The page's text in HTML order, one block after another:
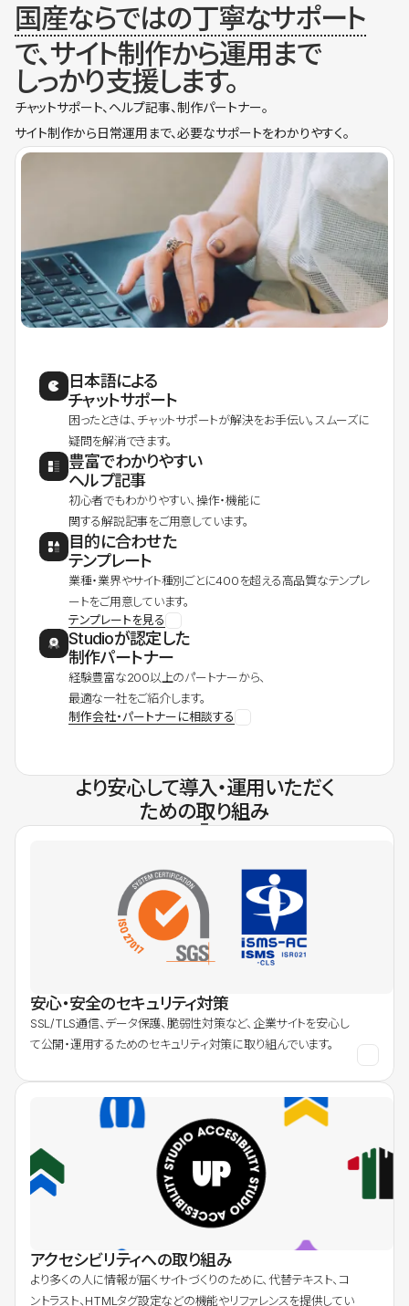
国産ならではの丁寧なサポート
で、サイト制作から運用まで
しっかり支援します。
チャットサポート、ヘルプ記事、制作パートナー。
サイト制作から日常運用まで、必要なサポートをわかりやすく。
日本語による
チャットサポート
困ったときは、チャットサポートが解決をお手伝い。スムーズに
疑問を解消できます。
豊富でわかりやすい
ヘルプ記事
初心者でもわかりやすい、操作・機能に
関する解説記事をご用意しています。
目的に合わせた
テンプレート
業種・業界やサイト種別ごとに400を超える高品質なテンプレ
ートをご用意しています。
テンプレートを見る
Studioが認定した
制作パートナー
経験豊富な200以上のパートナーから、
最適な一社をご紹介します。
制作会社・パートナーに相談する
より安心して導入・運用いただく
ための取り組み
安心・安全のセキュリティ対策
SSL/TLS通信、データ保護、脆弱性対策など、企業サイトを安心し
て公開・運用するためのセキュリティ対策に取り組んでいます。
アクセシビリティへの取り組み
より多くの人に情報が届くサイトづくりのために、代替テキスト、コ
ントラスト、HTMLタグ設定などの機能やリファレンスを提供してい